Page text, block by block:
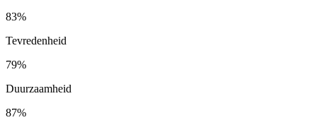
83%
Tevredenheid
79%
Duurzaamheid
87%